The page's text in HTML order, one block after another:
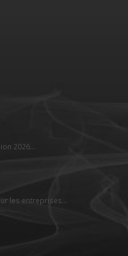
2026...
les entreprises...